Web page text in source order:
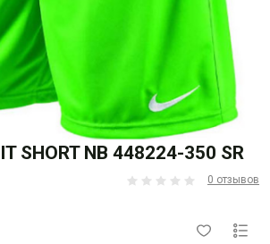
SHORT NB 448224-350 SR
0 отзывов